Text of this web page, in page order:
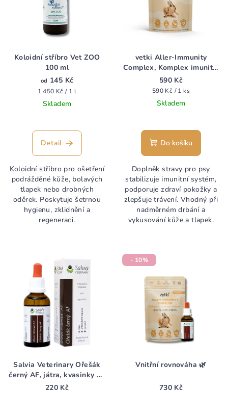
Koloidní stříbro Vet ZOO
100 ml
od 145 Kč
Měrná
cena:
1 450 Kč / 1 l
Skladem
hodnocení
produktu
z
5
hvězdiček.
Detail
Koloidní stříbro pro ošetření
podrážděné kůže, bolavých
tlapek nebo drobných
oděrek. Poskytuje šetrnou
hygienu, zklidnění a
regeneraci.
vetki Aller-Immunity
Complex, Komplex imunita,
kůže, vitalita 84 g
590 Kč
Měrná
cena:
590 Kč / 1 ks
Skladem
hodnocení
produktu
z
5
hvězdiček.
Do košíku
Doplněk stravy pro psy
stabilizuje imunitní systém,
podporuje zdraví pokožky a
zlepšuje trávení. Vhodný při
nadměrném drbání a
vykusování kůže a tlapek.
Salvia Veterinary Ořešák
černý AF, játra, kvasinky 50
ml
220 Kč
- 10%
Vnitřní rovnováha 🌿
730 Kč